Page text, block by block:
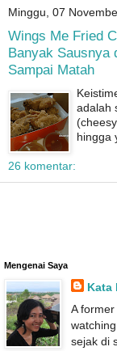
Minggu, 07
Wings Me Fried
Banyak Sausnya
Sampai Matah
adalah
hingga
26 komentar:
Mengenai Saya
Kata
A
sejak di